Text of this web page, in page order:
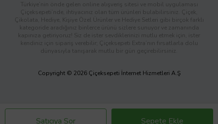
Satıcıya Sor Sepete Ekle
Türkiye’nin önde gelen online alışveriş sitesi ve mobil uygulaması
Çiçeksepeti’nde, ihtiyacınız olan tüm ürünleri bulabilirsiniz. Çiçek,
Çikolata, Hediye, Kişiye Özel Ürünler ve Hediye Setleri gibi birçok farklı
kategoride aradığınız binlerce ürünü sizlere sunuyor ve zamanında
kapınıza getiriyoruz! Siz de ister sevdiklerinizi mutlu etmek için, ister
kendiniz için sipariş verebilir; Çiçeksepeti Extra’nın fırsatlarla dolu
dünyasıyla tanışarak mutlu bir gün geçirebilirsiniz.
Copyright © 2026 Çiçeksepeti İnternet Hizmetleri A.Ş